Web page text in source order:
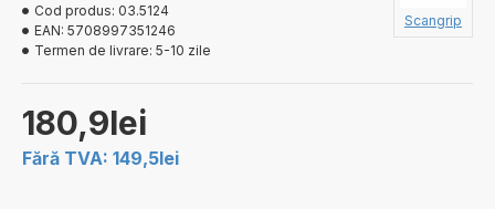
180,9lei
Fără TVA: 149,5lei
Cod produs: 03.5124
EAN: 5708997351246
Termen de livrare: 5-10 zile
Scangrip